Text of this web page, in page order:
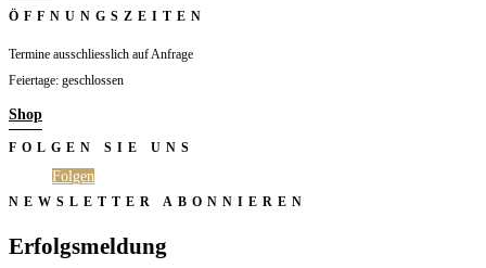
ÖFFNUNGSZEITEN
Termine ausschliesslich auf Anfrage
Feiertage: geschlossen
Shop
FOLGEN SIE UNS
Folgen
NEWSLETTER ABONNIEREN
Erfolgsmeldung